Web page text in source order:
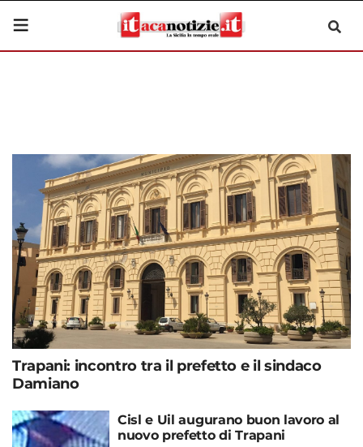
Trapani: incontro tra il prefetto e il sindaco
Damiano
Cisl e Uil augurano buon lavoro al
nuovo prefetto di Trapani